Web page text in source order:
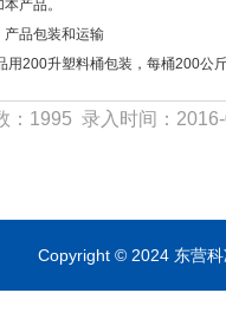
产品。
产品包装和运输
用200升塑料桶包装，每桶200公
：1995 录入时间：2016-
Copyright © 2024 东营